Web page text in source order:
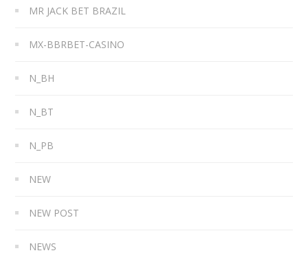
MR JACK BET BRAZIL
MX-BBRBET-CASINO
N_BH
N_BT
N_PB
NEW
NEW POST
NEWS